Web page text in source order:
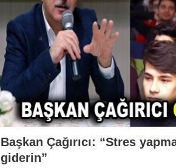
Başkan Çağırıcı: “Stres
giderin”